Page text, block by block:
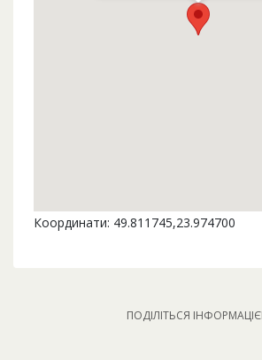
Координати: 49.811745,23.974700
ПОДІЛІТЬСЯ